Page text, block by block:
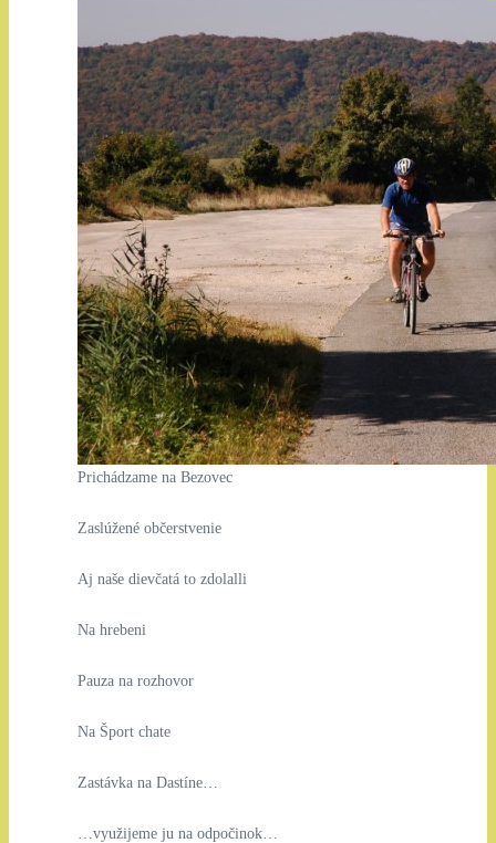
Prichádzame na Bezovec
Zaslúžené občerstvenie
Aj naše dievčatá to zdolalli
Na hrebeni
Pauza na rozhovor
Na Šport chate
Zastávka na Dastíne…
…využijeme ju na odpočinok…